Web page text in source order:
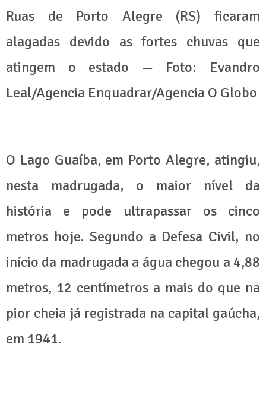
Ruas de Porto Alegre (RS) ficaram
alagadas devido as fortes chuvas que
atingem o estado — Foto: Evandro
Leal/Agencia Enquadrar/Agencia O Globo
O Lago Guaíba, em Porto Alegre, atingiu,
nesta madrugada, o maior nível da
história e pode ultrapassar os cinco
metros hoje. Segundo a Defesa Civil, no
início da madrugada a água chegou a 4,88
metros, 12 centímetros a mais do que na
pior cheia já registrada na capital gaúcha,
em 1941.